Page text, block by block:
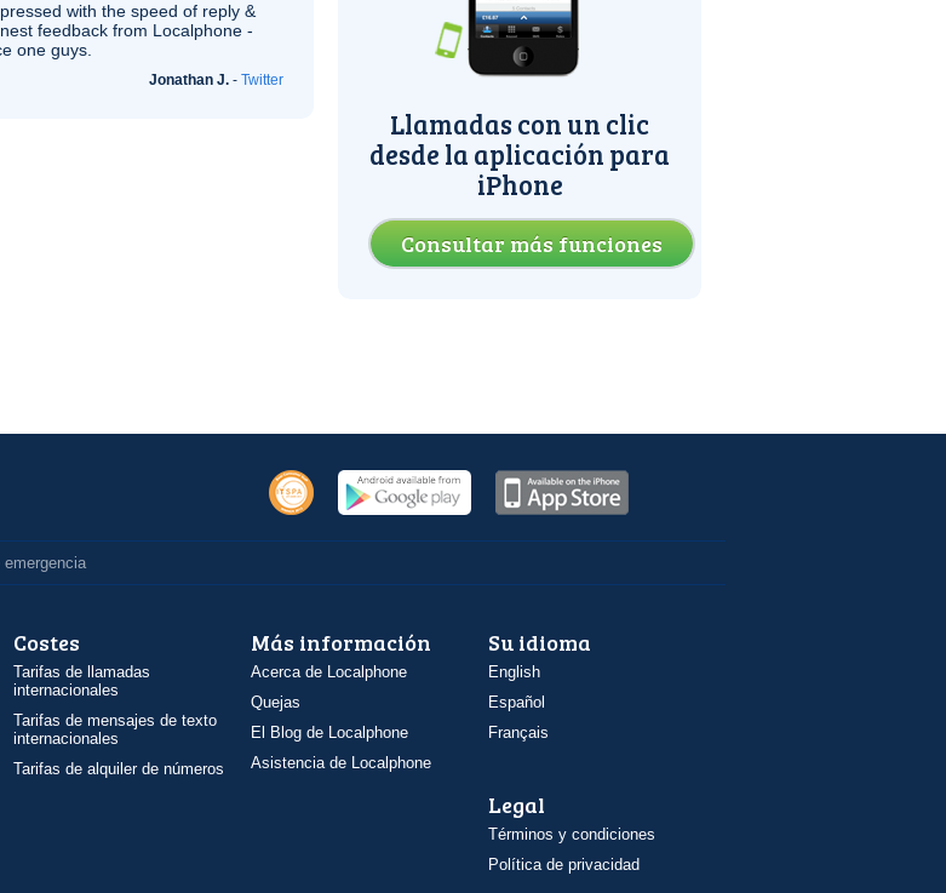
with the speed of reply &
feedback from Localphone -
one guys.
Jonathan J. - Twitter
Llamadas con un clic
desde la aplicación para
iPhone
Consultar más funciones
Costes
Tarifas de llamadas
internacionales
Tarifas de mensajes de texto
internacionales
Tarifas de alquiler de números
Más información
Acerca de Localphone
Quejas
El Blog de Localphone
Asistencia de Localphone
Su idioma
English
Español
Français
Legal
Términos y condiciones
Política de privacidad